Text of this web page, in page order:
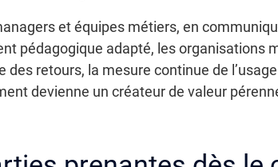
et équipes métiers, en
pédagogique adapté, les organisations
des retours, la mesure continue de
devienne un créateur de valeur